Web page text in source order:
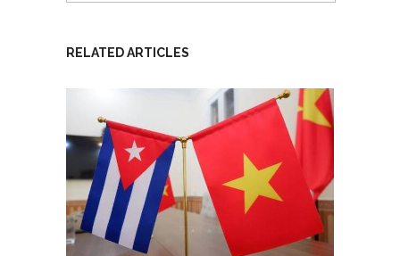
RELATED ARTICLES